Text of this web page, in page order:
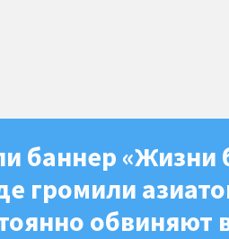
баннер «Жизни
громили
обвиняют